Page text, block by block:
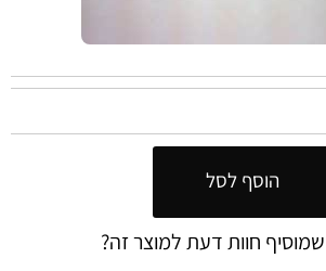
הוסף לסל
חוות דעת למוצר זה?